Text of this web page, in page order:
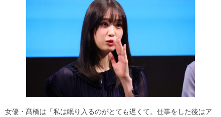
女優・髙橋は「私は眠り入るのがとても遅くて。仕事をした後はア